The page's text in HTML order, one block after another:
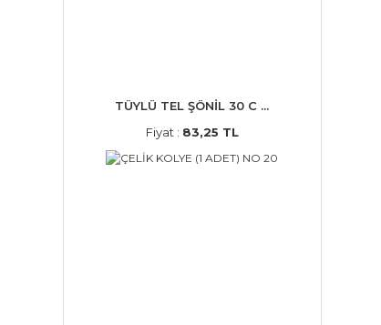
TÜYLÜ TEL ŞÖNİL 30 C ...
Fiyat : 83,25 TL